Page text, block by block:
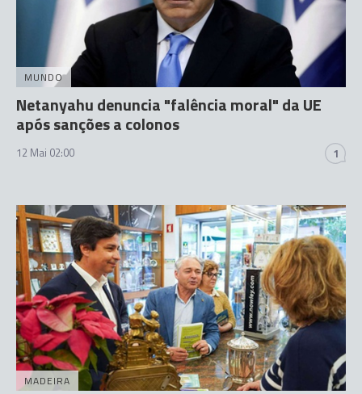
MUNDO
Netanyahu denuncia "falência moral" da UE
após sanções a colonos
12 Mai 02:00 1
MADEIRA